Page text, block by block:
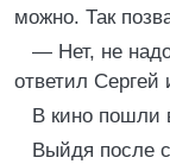
можно. Так
— Нет, не
ответил Сергей
В кино пошли
Выйдя после